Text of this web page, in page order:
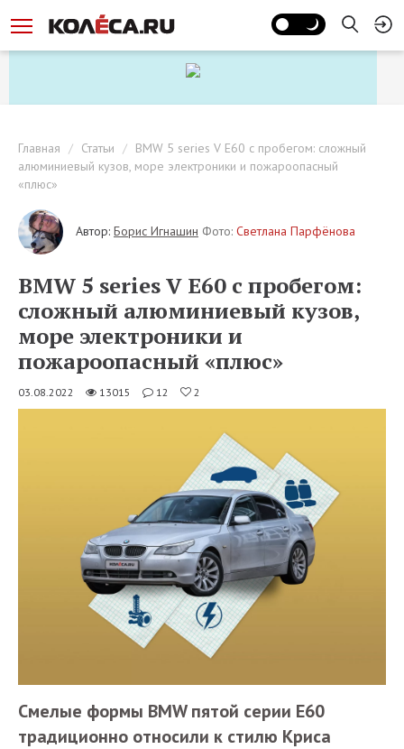
Главная Статьи
BMW 5 series V E60 с пробегом: сложный
алюминиевый кузов, море электроники и пожароопасный
«плюс»
Автор: Борис Игнашин Фото: Светлана Парфёнова
BMW 5 series V E60 с пробегом:
сложный алюминиевый кузов,
море электроники и
пожароопасный «плюс»
03.08.2022 13015 12 2
Смелые формы BMW пятой серии E60
традиционно относили к стилю Криса